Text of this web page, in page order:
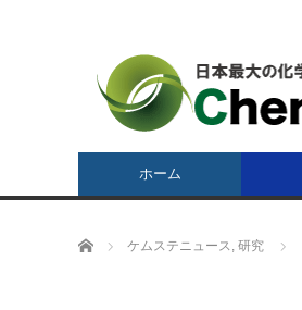
ホーム
ホーム ケムステニュース, 研究